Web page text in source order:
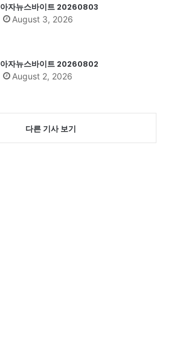
아자뉴스바이트 20260803
August 3, 2026
아자뉴스바이트 20260802
August 2, 2026
다른 기사 보기